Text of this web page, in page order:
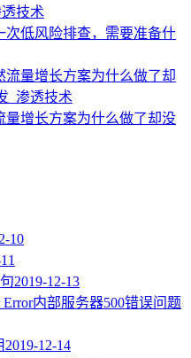
次低风险排查，需要准备什
量增长方案为什么做了却没
10
2019-12-13
Error内部服务器500错误问题
2019-12-14